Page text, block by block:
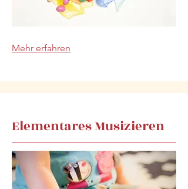
Mehr erfahren
Elementares Musizieren